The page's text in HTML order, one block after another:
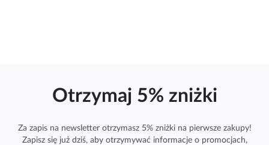
Otrzymaj 5% zniżki
Za zapis na newsletter otrzymasz 5% zniżki na pierwsze zakupy!
Zapisz się już dziś, aby otrzymywać informacjeo promocjach,